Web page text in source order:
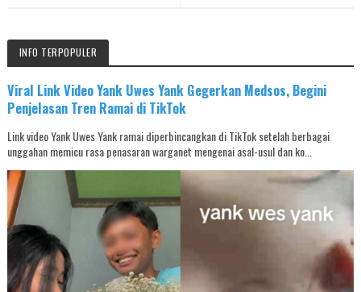
INFO TERPOPULER
Viral Link Video Yank Uwes Yank Gegerkan Medsos, Begini
Penjelasan Tren Ramai di TikTok
Link video Yank Uwes Yank ramai diperbincangkan di TikTok setelah berbagai
unggahan memicu rasa penasaran warganet mengenai asal-usul dan ko...